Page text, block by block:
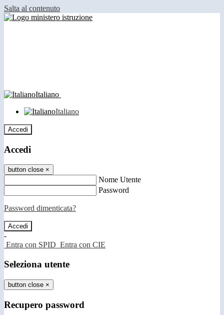
Salta al contenuto
Italiano
Italiano
Accedi
Accedi
button close ×
Nome Utente
Password
Password dimenticata?
-
Entra con SPID Entra con CIE
Seleziona utente
button close ×
Recupero password